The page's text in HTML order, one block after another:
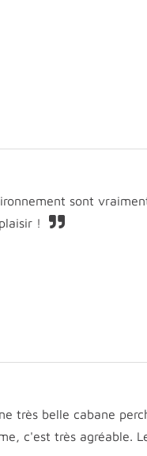
sont
!
très belle cabane
c'est très agréable.